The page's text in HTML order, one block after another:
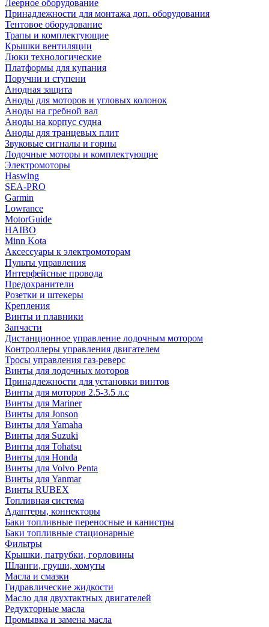
Леерное оборудование
Принадлежности для монтажа доп. оборудования
Тентовое оборудование
Трапы и комплектующие
Крышки вентиляции
Люки технологические
Платформы для купания
Поручни и ступени
Анодная защита
Аноды для моторов и угловых колонок
Аноды на гребной вал
Аноды на корпус судна
Аноды для транцевых плит
Звуковые сигналы и горны
Лодочные моторы и комплектующие
Электромоторы
Haswing
SEA-PRO
Garmin
Lowrance
MotorGuide
HAIBO
Minn Kota
Аксессуары к электромоторам
Пульты управления
Интерфейсные провода
Предохранители
Розетки и штекеры
Крепления
Винты и плавники
Запчасти
Дистанционное управление лодочным мотором
Контроллеры управления двигателем
Тросы управления газ-реверс
Винты для лодочных моторов
Принадлежности для установки винтов
Винты для моторов 2.5-3.5 л.с
Винты для Mariner
Винты для Jonson
Винты для Yamaha
Винты для Suzuki
Винты для Tohatsu
Винты для Honda
Винты для Volvo Penta
Винты для Yanmar
Винты RUBEX
Топливная система
Адаптеры, коннекторы
Баки топливные переносные и канистры
Баки топливные стационарные
Фильтры
Крышки, патрубки, горловины
Шланги, груши, хомуты
Масла и смазки
Гидравлические жидкости
Масло для двухтактных двигателей
Редукторные масла
Промывка и замена масла